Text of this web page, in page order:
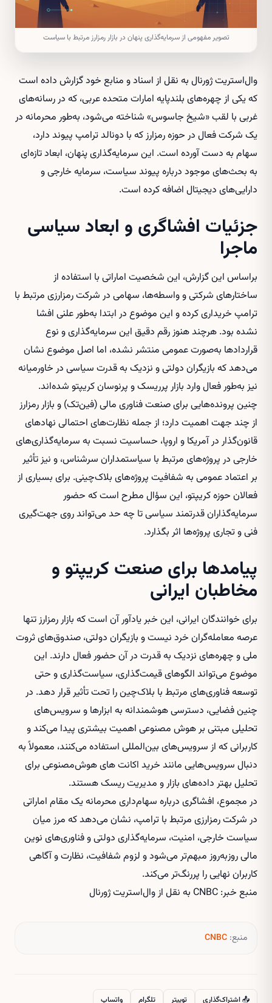
تصویر مفهومی از سرمایه‌گذاری پنهان در بازار رمزارز مرتبط با سیاست
وال‌استریت ژورنال به نقل از اسناد و منابع خود گزارش داده است
که یکی از چهره‌های بلندپایه امارات متحده عربی، که در رسانه‌های
غربی با لقب «شیخ جاسوس» شناخته می‌شود، به‌طور محرمانه در
یک شرکت فعال در حوزه رمزارز که با دونالد ترامپ پیوند دارد،
سهام به دست آورده است. این سرمایه‌گذاری پنهان، ابعاد تازه‌ای
به بحث‌های موجود درباره پیوند سیاست، سرمایه خارجی و
دارایی‌های دیجیتال اضافه کرده است.
جزئیات افشاگری و ابعاد سیاسی
ماجرا
براساس این گزارش، این شخصیت اماراتی با استفاده از
ساختارهای شرکتی و واسطه‌ها، سهامی در شرکت رمزارزی مرتبط با
ترامپ خریداری کرده و این موضوع در ابتدا به‌طور علنی افشا
نشده بود. هرچند هنوز رقم دقیق این سرمایه‌گذاری و نوع
قراردادها به‌صورت عمومی منتشر نشده، اما اصل موضوع نشان
می‌دهد که بازیگران دولتی و نزدیک به قدرت سیاسی در خاورمیانه
نیز به‌طور فعال وارد بازار پرریسک و پرنوسان کریپتو شده‌اند.
چنین پرونده‌هایی برای صنعت فناوری مالی (فین‌تک) و بازار رمزارز
از چند جهت اهمیت دارد؛ از جمله نظارت‌های احتمالی نهادهای
قانون‌گذار در آمریکا و اروپا، حساسیت نسبت به سرمایه‌گذاری‌های
خارجی در پروژه‌های مرتبط با سیاستمداران سرشناس، و نیز تأثیر
بر اعتماد عمومی به شفافیت پروژه‌های بلاک‌چینی. برای بسیاری از
فعالان حوزه کریپتو، این سؤال مطرح است که حضور
سرمایه‌گذاران قدرتمند سیاسی تا چه حد می‌تواند روی جهت‌گیری
فنی و تجاری پروژه‌ها اثر بگذارد.
پیامدها برای صنعت کریپتو و
مخاطبان ایرانی
برای خوانندگان ایرانی، این خبر یادآور آن است که بازار رمزارز تنها
عرصه معامله‌گران خرد نیست و بازیگران دولتی، صندوق‌های ثروت
ملی و چهره‌های نزدیک به قدرت در آن حضور فعال دارند. این
موضوع می‌تواند الگوهای قیمت‌گذاری، سیاست‌گذاری و حتی
توسعه فناوری‌های مرتبط با بلاک‌چین را تحت تأثیر قرار دهد. در
چنین فضایی، دسترسی هوشمندانه به ابزارها و سرویس‌های
تحلیلی مبتنی بر هوش مصنوعی اهمیت بیشتری پیدا می‌کند و
کاربرانی که از سرویس‌های بین‌المللی استفاده می‌کنند، معمولاً به
دنبال سرویس‌هایی مانند خرید اکانت های هوش‌مصنوعی برای
تحلیل بهتر داده‌های بازار و مدیریت ریسک هستند.
در مجموع، افشاگری درباره سهام‌داری محرمانه یک مقام اماراتی
در شرکت رمزارزی مرتبط با ترامپ، نشان می‌دهد که مرز میان
سیاست خارجی، امنیت، سرمایه‌گذاری دولتی و فناوری‌های نوین
مالی روزبه‌روز مبهم‌تر می‌شود و لزوم شفافیت، نظارت و آگاهی
کاربران نهایی را پررنگ‌تر می‌کند.
منبع خبر: CNBC به نقل از وال‌استریت ژورنال
منبع: CNBC
📤 اشتراک‌گذاری توییتر تلگرام واتساپ